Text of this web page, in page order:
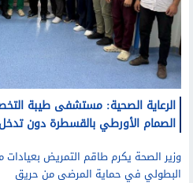
الرعاية الصحية: مستشفى طيبة
الصمام الأورطي بالقسطرة دون
وزير الصحة يكرم طاقم التمريض بعيادات
البطولي في حماية المرضى من حريق